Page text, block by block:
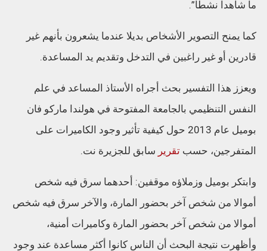
ما شاهدا نشطا”.
كما يمنح التصوير الأشخاص بديلا عندما يشعرون بأنهم غير
قادرين أو غير راغبين في التدخل وتقديم يد المساعدة.
ويعزز هذا التفسير بحث أجراه الأستاذ المساعد في علم
النفس التنظيمي بالجامعة المفتوحة في هولندا ماركو فان
بوميل عام 2013 حول كيفية تأثير وجود الكاميرات على
المتفرجين، حسب تقرير سابق للجزيرة نت.
وابتكر بوميل وزملاؤه موقفين: أحدهما سرق فيه شخص
أموالا من شخص آخر بحضور المارة، والآخر سرق فيه شخص
أموالا من شخص آخر بحضور المارة وكاميرات أمنية،
وأظهرت نتيجة البحث أن الناس كانوا أكثر مساعدة عند وجود